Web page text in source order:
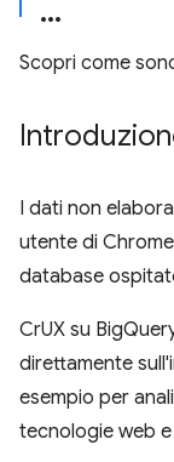
Scopri come
I dati non
utente di
database
CrUX su
direttamente
esempio per
tecnologie web